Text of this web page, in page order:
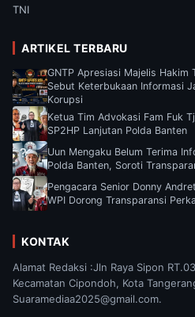
TNI
ARTIKEL TERBARU
GNTP Apresiasi Majelis Hakim
Sebut Keterbukaan Informasi
Korupsi
Ketua Tim Advokasi Fam Fuk
SP2HP Lanjutan Polda Banten
Uun Mengaku Belum Terima
Polda Banten, Soroti
Pengacara Senior Donny
WPI Dorong Transparansi
KONTAK
Alamat Redaksi :Jln Raya Sipon
Kecamatan Cipondoh, Kota
Suaramediaa2025@gmail.com.